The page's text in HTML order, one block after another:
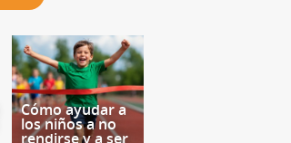
Cómo ayudar a
los niños a no
rendirse y a ser